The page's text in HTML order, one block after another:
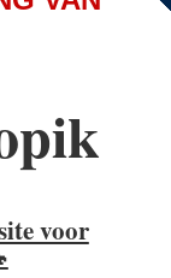
voor